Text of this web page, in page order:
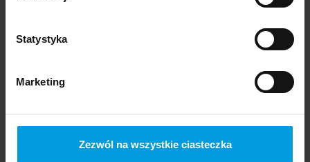
Statystyka
Marketing
Zezwól na wszystkie ciasteczka
Graduation Show 10